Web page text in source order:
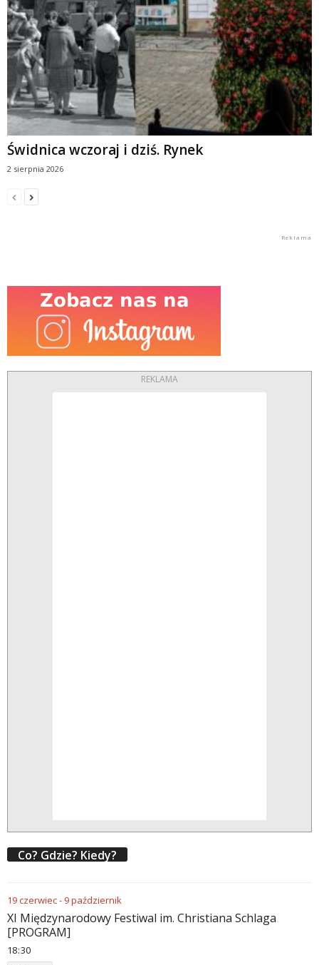
Świdnica wczoraj i dziś. Rynek
2 sierpnia 2026
REKLAMA
Co? Gdzie? Kiedy?
19czerwiec- 9październik
XI Międzynarodowy Festiwal im. Christiana Schlaga
[PROGRAM]
18 30